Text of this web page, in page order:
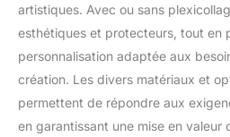
artistiques. Avec ou sans
esthétiques et protecteurs, tout en
personnalisation adaptée aux
création. Les divers matériaux et
permettent de répondre aux
en garantissant une mise en valeur